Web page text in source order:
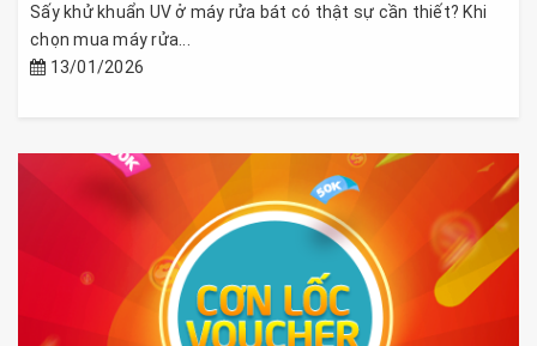
Sấy khử khuẩn UV ở máy rửa bát có thật sự cần thiết? Khi
chọn mua máy rửa...
13/01/2026